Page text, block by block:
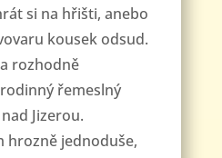
si na hřišti, anebo
kousek odsud.
a rozhodně
řemeslný
Jizerou.
hrozně jednoduše,